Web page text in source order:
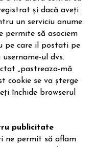
și dacă aveți
un serviciu anume.
permite să asociem
pe care il postati pe
ul dvs.
„pastreaza-mă
cookie se va șterge
închide browserul
publicitate
ne permit să aflam